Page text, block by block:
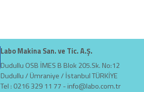
Labo Makina San. ve Tic. A.Ş.
Dudullu OSB İMES B Blok 205.Sk. No:12
Dudullu / Ümraniye / İstanbul TÜRKİYE
Tel : 0216 329 11 77 -info@labo.com.tr